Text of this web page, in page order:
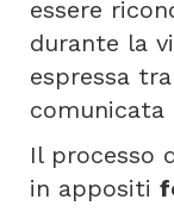
essere
durante la
espressa
comunicata
Il processo
in appositi